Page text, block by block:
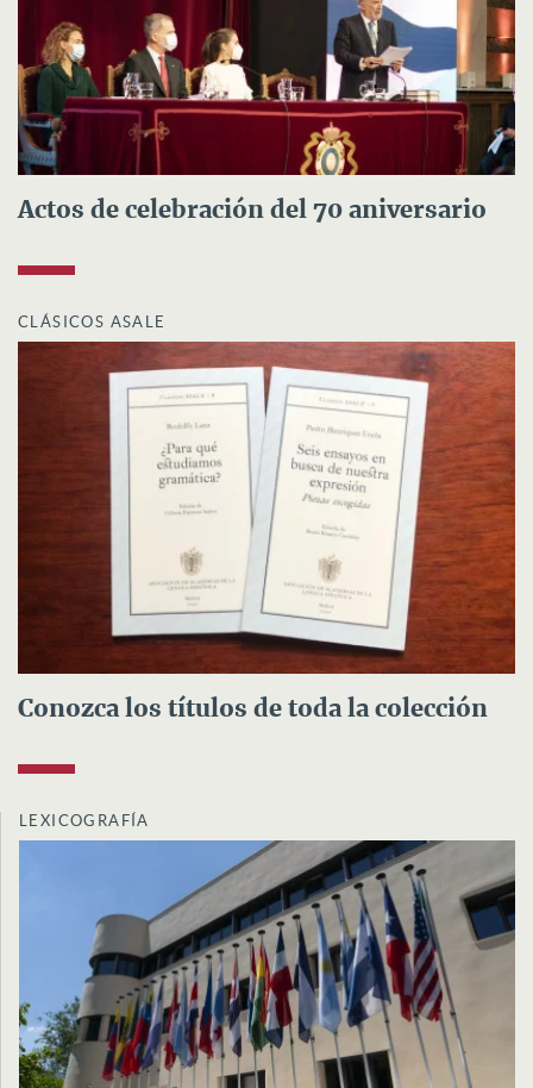
Actos de celebración del 70 aniversario
CLÁSICOS ASALE
Conozca los títulos de toda la colección
LEXICOGRAFÍA